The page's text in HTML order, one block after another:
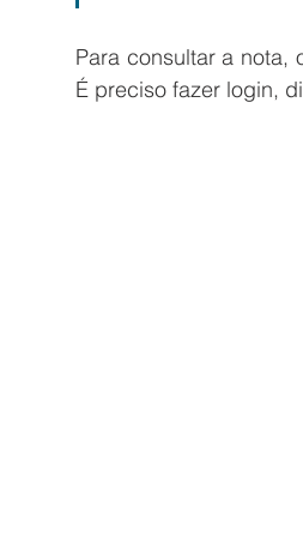
Para consultar a nota,
É preciso fazer login,